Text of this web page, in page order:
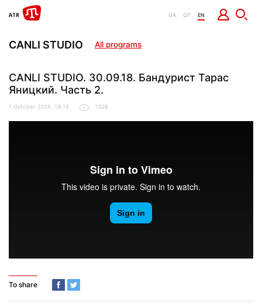
UA QT EN
CANLI STUDIO All programs
CANLI STUDIO. 30.09.18. Бандурист Тарас
Яницкий. Часть 2.
1 October 2018, 19:15 1508
To share